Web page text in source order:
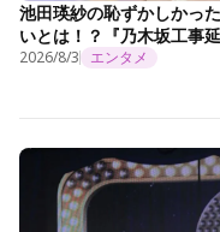
池田瑛紗の恥ずかしかっ
いとは！？『乃木坂工事
2026/8/3 エンタメ